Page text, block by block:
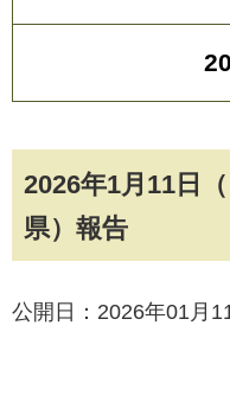
2026年1月11日
県）報告
公開日：2026年01月